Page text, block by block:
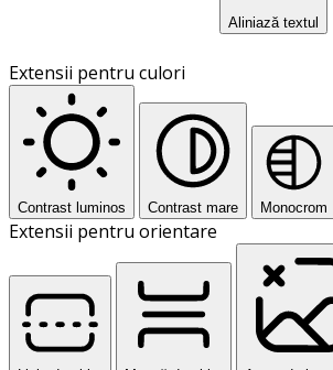
Aliniază textul
Extensii pentru culori
Contrast luminos Contrast mare Monocrom
Extensii pentru orientare